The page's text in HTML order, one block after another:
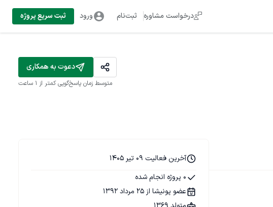
درخواست مشاوره ثبت‌نام ورود ثبت سریع پروژه
دعوت به همکاری
متوسط زمان پاسخ‌گویی کمتر از 1 ساعت
آخرین فعالیت 09 تیر 1405
0 پروژه انجام شده
عضو پونیشا از 25 مرداد 1392